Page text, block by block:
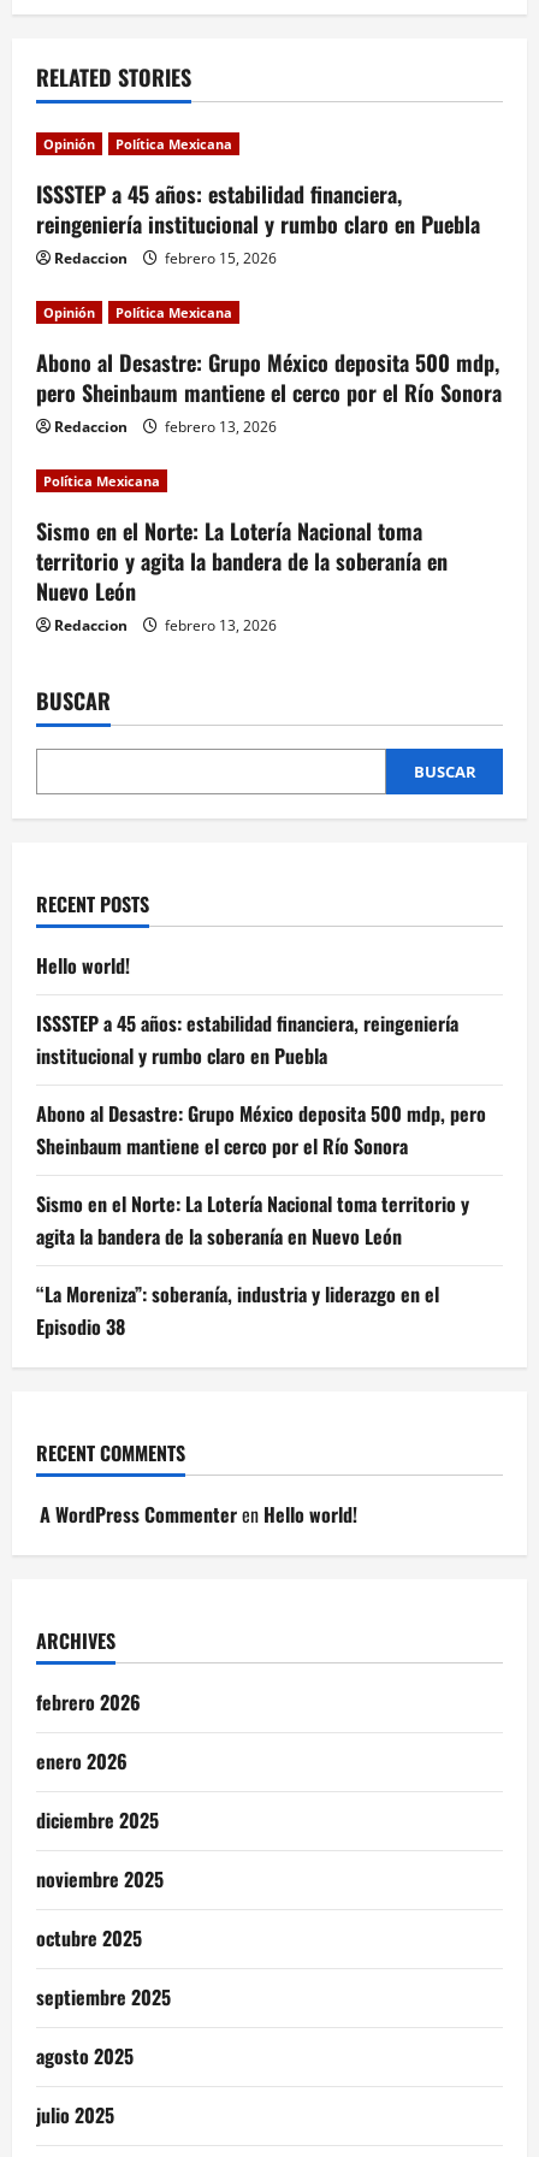
a
v
i
g
a
t
i
o
n
RELATED STORIES
Opinión Política Mexicana
ISSSTEP a 45 años: estabilidad financiera,
reingeniería institucional y rumbo claro en Puebla
Redaccion febrero 15, 2026
Opinión Política Mexicana
Abono al Desastre: Grupo México deposita 500 mdp,
pero Sheinbaum mantiene el cerco por el Río Sonora
Redaccion febrero 13, 2026
Política Mexicana
Sismo en el Norte: La Lotería Nacional toma
territorio y agita la bandera de la soberanía en
Nuevo León
Redaccion febrero 13, 2026
BUSCAR
BUSCAR
RECENT POSTS
Hello world!
ISSSTEP a 45 años: estabilidad financiera, reingeniería
institucional y rumbo claro en Puebla
Abono al Desastre: Grupo México deposita 500 mdp, pero
Sheinbaum mantiene el cerco por el Río Sonora
Sismo en el Norte: La Lotería Nacional toma territorio y
agita la bandera de la soberanía en Nuevo León
“La Moreniza”: soberanía, industria y liderazgo en el
Episodio 38
RECENT COMMENTS
A WordPress Commenteren Hello world!
ARCHIVES
febrero 2026
enero 2026
diciembre 2025
noviembre 2025
octubre 2025
septiembre 2025
agosto 2025
julio 2025